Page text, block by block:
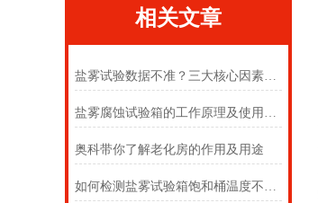
相关文章
盐雾试验数据不准？三大核心因素对试验均匀性的影响深度解析
盐雾腐蚀试验箱的工作原理及使用方法
奥科带你了解老化房的作用及用途
如何检测盐雾试验箱饱和桶温度不达标